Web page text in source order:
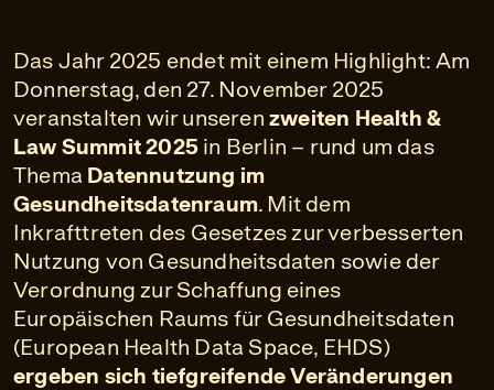
Das Jahr 2025 endet mit einem Highlight: Am
Donnerstag, den 27. November 2025
veranstalten wir unseren zweiten Health &
Law Summit 2025 in Berlin – rund um das
Thema Datennutzung im
Gesundheitsdatenraum. Mit dem
Inkrafttreten des Gesetzes zur verbesserten
Nutzung von Gesundheitsdaten sowie der
Verordnung zur Schaffung eines
Europäischen Raums für Gesundheitsdaten
(European Health Data Space, EHDS)
ergeben sich tiefgreifende Veränderungen